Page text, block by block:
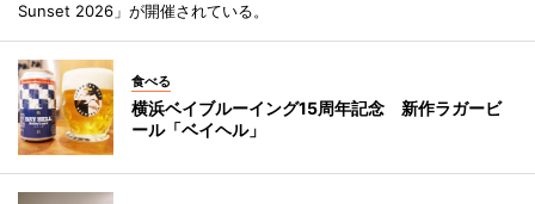
Sunset 2026」が開催されている。
食べる
横浜ベイブルーイング15周年記念 新作ラガービ
ール「ベイヘル」